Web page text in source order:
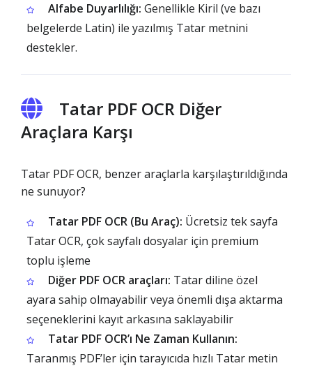
Alfabe Duyarlılığı: Genellikle Kiril (ve bazı
belgelerde Latin) ile yazılmış Tatar metnini
destekler.
Tatar PDF OCR Diğer
Araçlara Karşı
Tatar PDF OCR, benzer araçlarla karşılaştırıldığında
ne sunuyor?
Tatar PDF OCR (Bu Araç): Ücretsiz tek sayfa
Tatar OCR, çok sayfalı dosyalar için premium
toplu işleme
Diğer PDF OCR araçları: Tatar diline özel
ayara sahip olmayabilir veya önemli dışa aktarma
seçeneklerini kayıt arkasına saklayabilir
Tatar PDF OCR’ı Ne Zaman Kullanın:
Taranmış PDF’ler için tarayıcıda hızlı Tatar metin